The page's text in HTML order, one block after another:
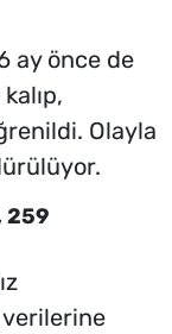
6 ay önce de
Olayla
259
verilerine